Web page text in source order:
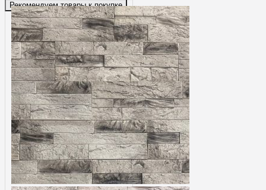
Рекомендуем товары к покупке